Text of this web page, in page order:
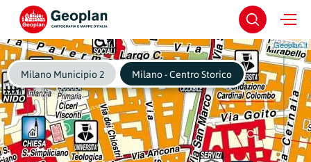
Geoplan.it
Milano Municipio 2 Milano - Centro Storico